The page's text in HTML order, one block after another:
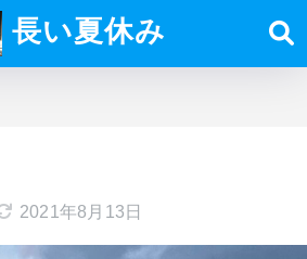
長い夏休み
2021年8月13日